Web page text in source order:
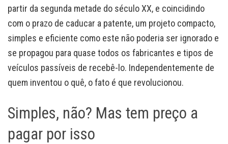
partir da segunda metade do século XX, e coincidindo
com o prazo de caducar a patente, um projeto compacto,
simples e eficiente como este não poderia ser ignorado e
se propagou para quase todos os fabricantes e tipos de
veículos passíveis de recebê-lo. Independentemente de
quem inventou o quê, o fato é que revolucionou.
Simples, não? Mas tem preço a
pagar por isso